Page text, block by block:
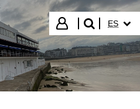
Iniciar sesión
buscar"
ES